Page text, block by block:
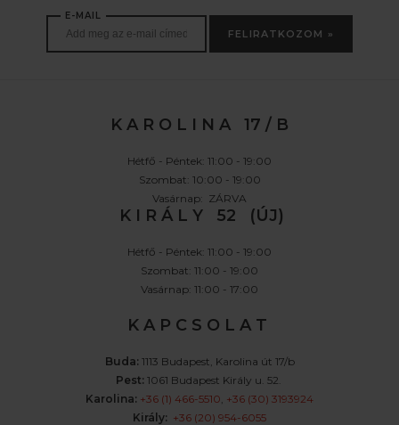
E-MAIL
FELIRATKOZOM »
K A R O L I N A 17 / B
Hétfő - Péntek: 11:00 - 19:00
Szombat: 10:00 - 19:00
Vasárnap: ZÁRVA
K I R Á L Y 52 (ÚJ)
Hétfő - Péntek: 11:00 - 19:00
Szombat: 11:00 - 19:00
Vasárnap: 11:00 - 17:00
K A P C S O L A T
Buda: 1113 Budapest, Karolina út 17/b
Pest: 1061 Budapest Király u. 52.
Karolina: +36 (1) 466-5510, +36 (30) 3193924
Király: +36 (20) 954-6055